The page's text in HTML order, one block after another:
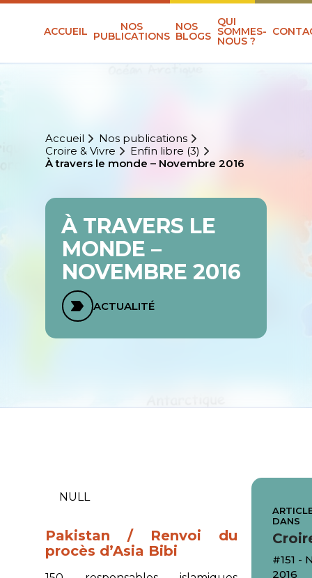
ACCUEIL NOS
PUBLICATIONS
NOS
BLOGS
QUI
SOMMES-
NOUS ?
Accueil
Nos publications
Croire & Vivre
Enfin libre (3)
À travers le monde – Novembre 2016
À TRAVERS LE
MONDE –
NOVEMBRE 2016
ACTUALITÉ
NULL
Pakistan / Renvoi du
procès d’Asia Bibi
DANS
#151 -
2016